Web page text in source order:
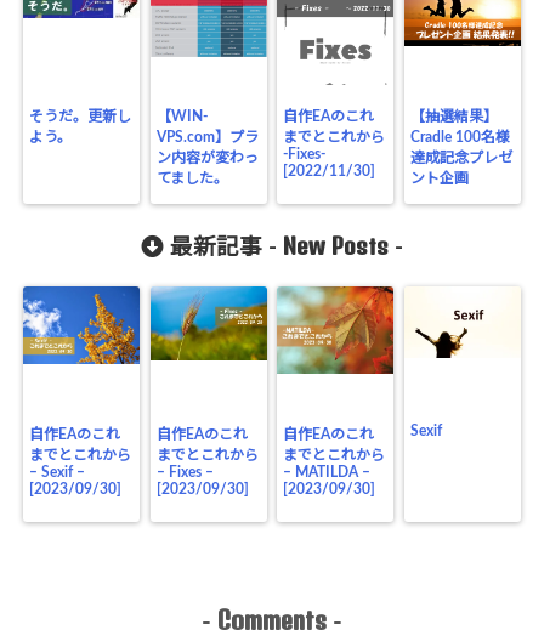
そうだ。更新し
よう。
【WIN-
VPS.com】プラ
ン内容が変わっ
てました。
自作EAのこれ
までとこれから
-Fixes-
[2022/11/30]
【抽選結果】
Cradle 100名様
達成記念プレゼ
ント企画
最新記事 - New Posts -
自作EAのこれ
までとこれから
– Sexif –
[2023/09/30]
自作EAのこれ
までとこれから
– Fixes –
[2023/09/30]
自作EAのこれ
までとこれから
– MATILDA –
[2023/09/30]
Sexif
- Comments -